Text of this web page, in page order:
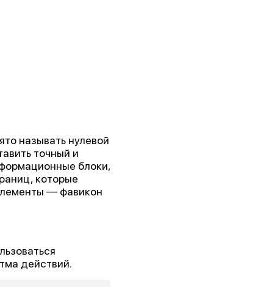
называть нулевой
точный и
блоки,
которые
— фавикон
действий.